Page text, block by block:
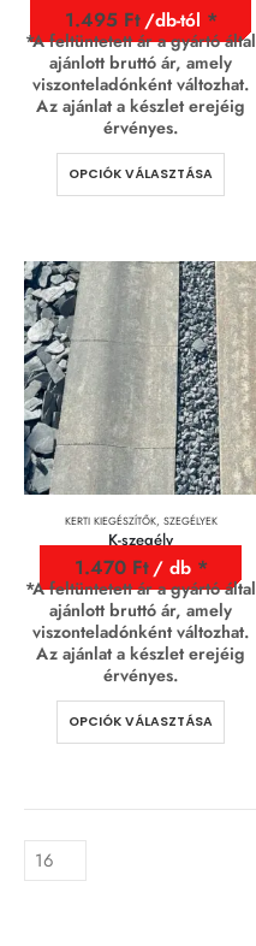
1.495 Ft /db-tól
*A feltüntetett ár a gyártó által
ajánlott bruttó ár, amely
viszonteladónként változhat.
Az ajánlat a készlet erejéig
érvényes.
OPCIÓK VÁLASZTÁSA
KERTI KIEGÉSZÍTŐK, SZEGÉLYEK
K-szegély
1.470 Ft / db
*A feltüntetett ár a gyártó által
ajánlott bruttó ár, amely
viszonteladónként változhat.
Az ajánlat a készlet erejéig
érvényes.
OPCIÓK VÁLASZTÁSA